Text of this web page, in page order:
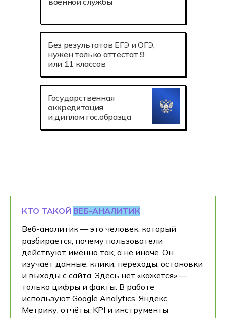
Государственная
аккредитация
и диплом гос.образца
Без результатов ЕГЭ и ОГЭ,
нужен только аттестат 9
или 11 классов
КТО ТАКОЙ ВЕБ-АНАЛИТИК
Веб-аналитик — это человек, который
разбирается, почему пользователи
действуют именно так, а не иначе. Он
изучает данные: клики, переходы, остановки
и выходы с сайта. Здесь нет «кажется» —
только цифры и факты. В работе
используют Google Analytics, Яндекс
Метрику, отчёты, KPI и инструменты